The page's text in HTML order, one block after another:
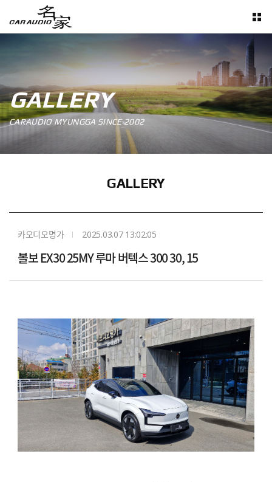
GALLERY
CARAUDIO MYUNGGA SINCE 2002
GALLERY
카오디오명가 2025.03.07 13:02:05
볼보 EX30 25MY 루마 버텍스 300 30, 15